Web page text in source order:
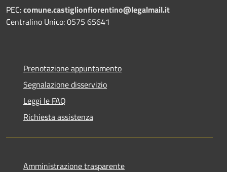
PEC:comune.castiglionfiorentino@legalmail.it
Centralino Unico: 0575 65641
Prenotazione appuntamento
Segnalazione disservizio
Leggi le FAQ
Richiesta assistenza
Amministrazione trasparente